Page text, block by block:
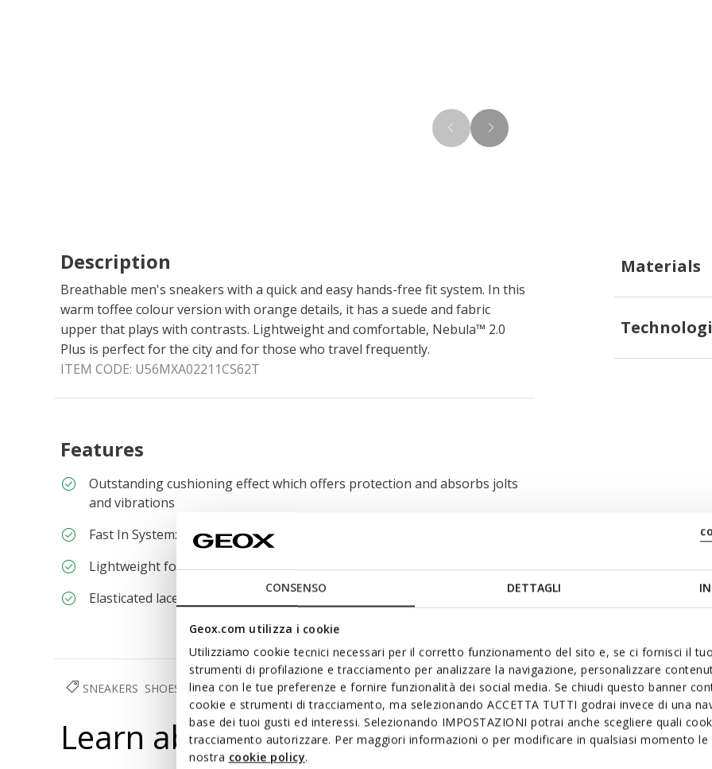
CONSENSO DETTAGLI
Geox.com utilizza i cookie
Utilizziamo cookie tecnici necessari per il corretto funzionamento del sito e, se ci fornisci il
strumenti di profilazione e tracciamento per analizzare la navigazione, personalizzare
linea con le tue preferenze e fornire funzionalità dei social media. Se chiudi questo banner
cookie e strumenti di tracciamento, ma selezionando ACCETTA TUTTI godrai invece di una
base dei tuoi gusti ed interessi. Selezionando IMPOSTAZIONI potrai anche scegliere quali
tracciamento autorizzare. Per maggiori informazioni o per modificare in qualsiasi momento
nostra cookie policy.
Description
Breathable men's sneakers with a quick and easy hands-free fit system. In this
warm toffee colour version with orange details, it has a suede and fabric
upper that plays with contrasts. Lightweight and comfortable, Nebula™ 2.0
Plus is perfect for the city and for those who travel frequently.
ITEM CODE: U56MXA02211CS62T
Features
Outstanding cushioning effect which offers protection and absorbs jolts
and vibrations
Fast In System: quick and easy to slip on without using your hands
Lightweight footwear
Elasticated laces to adjust the fit; Removable insole
Materials
SNEAKERS SHOES MAN
Learn about the attributes of shoes